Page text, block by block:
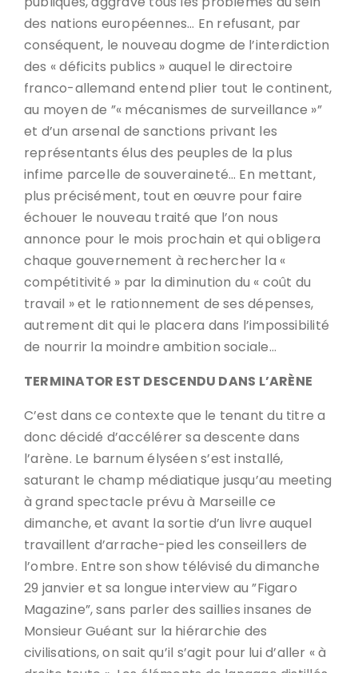
des nations européennes… En refusant, par
conséquent, le nouveau dogme de l’interdiction
des « déficits publics » auquel le directoire
franco-allemand entend plier tout le continent,
au moyen de ”« mécanismes de surveillance »”
et d’un arsenal de sanctions privant les
représentants élus des peuples de la plus
infime parcelle de souveraineté… En mettant,
plus précisément, tout en œuvre pour faire
échouer le nouveau traité que l’on nous
annonce pour le mois prochain et qui obligera
chaque gouvernement à rechercher la «
compétitivité » par la diminution du « coût du
travail » et le rationnement de ses dépenses,
autrement dit qui le placera dans l’impossibilité
de nourrir la moindre ambition sociale…
TERMINATOR EST DESCENDU DANS L’ARÈNE
C’est dans ce contexte que le tenant du titre a
donc décidé d’accélérer sa descente dans
l’arène. Le barnum élyséen s’est installé,
saturant le champ médiatique jusqu’au meeting
à grand spectacle prévu à Marseille ce
dimanche, et avant la sortie d’un livre auquel
travaillent d’arrache-pied les conseillers de
l’ombre. Entre son show télévisé du dimanche
29 janvier et sa longue interview au ”Figaro
Magazine”, sans parler des saillies insanes de
Monsieur Guéant sur la hiérarchie des
civilisations, on sait qu’il s’agit pour lui d’aller « à